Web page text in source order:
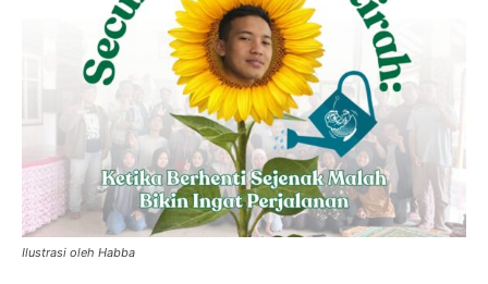
Ilustrasi oleh Habba